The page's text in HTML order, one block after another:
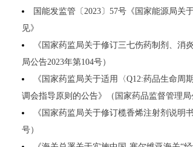
国能发监管〔2023〕57号《国家能源局
见》
《国家药监局关于修订三七伤药制剂、消
局公告2023年第104号）
《国家药监局关于适用〈Q12:药品生命
调会指导原则的公告》（国家药品监督管理局
《国家药监局关于修订榄香烯注射剂说明
号）